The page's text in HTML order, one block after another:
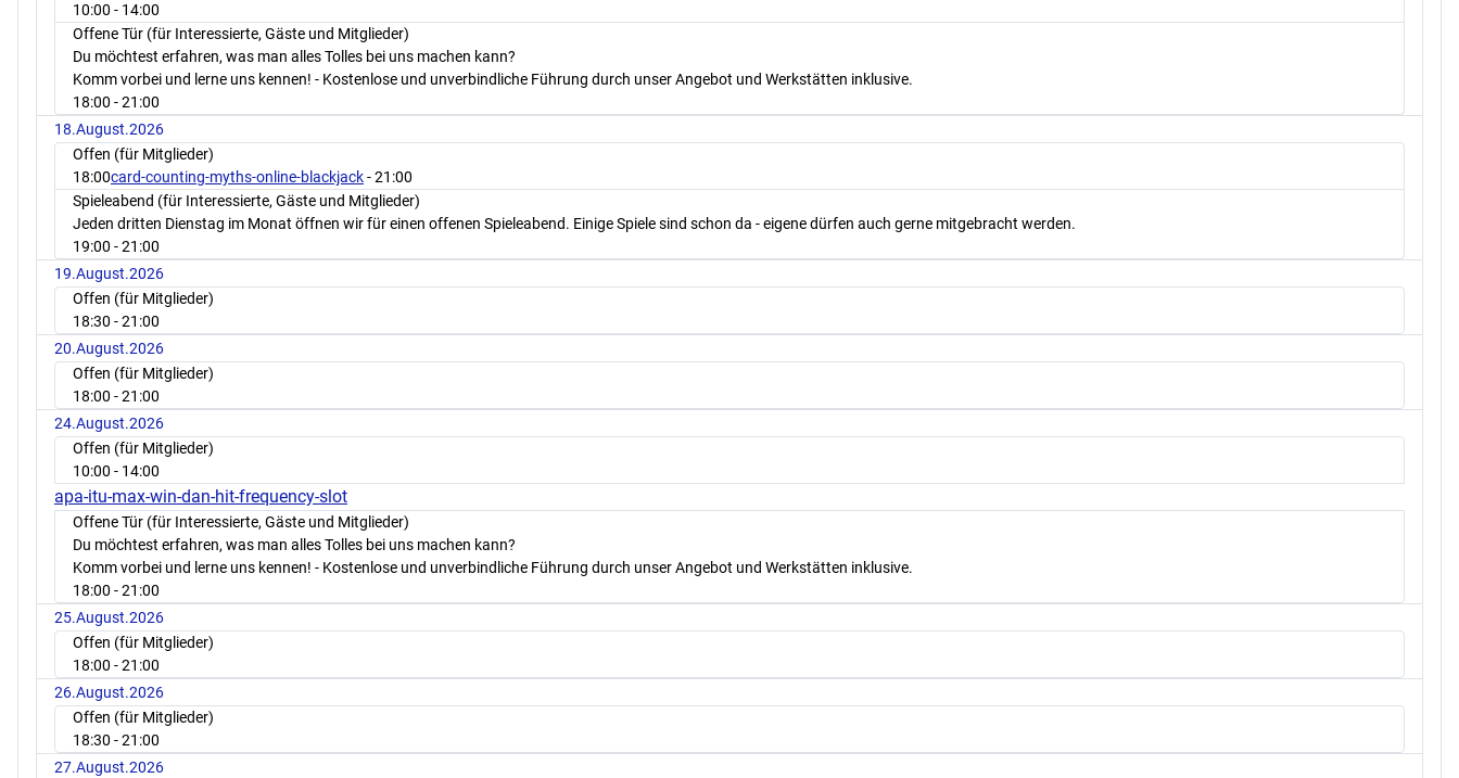
10:00 - 14:00
Offene Tür (für Interessierte, Gäste und Mitglieder)
Du möchtest erfahren, was man alles Tolles bei uns machen kann?
Komm vorbei und lerne uns kennen! - Kostenlose und unverbindliche Führung durch unser Angebot und Werkstätten inklusive.
18:00 - 21:00
18.August.2026
Offen (für Mitglieder)
18:00card-counting-myths-online-blackjack- 21:00
Spieleabend (für Interessierte, Gäste und Mitglieder)
Jeden dritten Dienstag im Monat öffnen wir für einen offenen Spieleabend. Einige Spiele sind schon da - eigene dürfen auch gerne mitgebracht werden.
19:00 - 21:00
19.August.2026
Offen (für Mitglieder)
18:30 - 21:00
20.August.2026
Offen (für Mitglieder)
18:00 - 21:00
24.August.2026
Offen (für Mitglieder)
10:00 - 14:00
apa-itu-max-win-dan-hit-frequency-slot
Offene Tür (für Interessierte, Gäste und Mitglieder)
Du möchtest erfahren, was man alles Tolles bei uns machen kann?
Komm vorbei und lerne uns kennen! - Kostenlose und unverbindliche Führung durch unser Angebot und Werkstätten inklusive.
18:00 - 21:00
25.August.2026
Offen (für Mitglieder)
18:00 - 21:00
26.August.2026
Offen (für Mitglieder)
18:30 - 21:00
27.August.2026